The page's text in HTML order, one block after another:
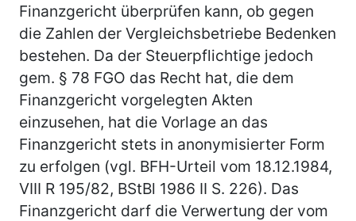
Finanzgericht überprüfen kann, ob gegen
die Zahlen der Vergleichsbetriebe Bedenken
bestehen. Da der Steuerpflichtige jedoch
gem. § 78 FGO das Recht hat, die dem
Finanzgericht vorgelegten Akten
einzusehen, hat die Vorlage an das
Finanzgericht stets in anonymisierter Form
zu erfolgen (vgl. BFH-Urteil vom 18.12.1984,
VIII R 195/82, BStBl 1986 II S. 226). Das
Finanzgericht darf die Verwertung der vom